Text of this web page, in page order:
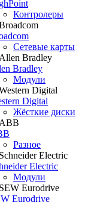
Контролеры
Сетевые карты
Bradley
Модули
Digital
Жёсткие диски
Разное
Electric
Модули
Eurodrive